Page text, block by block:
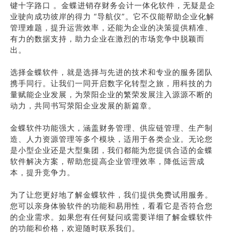
键十字路口 。金蝶进销存财务会计一体化软件，无疑是企
业驶向成功彼岸的得力 “导航仪”。它不仅能帮助企业化解
管理难题，提升运营效率，还能为企业的决策提供精准、
有力的数据支持，助力企业在激烈的市场竞争中脱颖而
出。
选择金蝶软件，就是选择与先进的技术和专业的服务团队
携手同行。让我们一同开启数字化转型之旅，用科技的力
量赋能企业发展，为荥阳企业的繁荣发展注入源源不断的
动力，共同书写荥阳企业发展的新篇章。
金蝶软件功能强大，涵盖财务管理、供应链管理、生产制
造、人力资源管理等多个模块，适用于各类企业。无论您
是小型企业还是大型集团，我们都能为您提供合适的金蝶
软件解决方案，帮助您提高企业管理效率，降低运营成
本，提升竞争力。
为了让您更好地了解金蝶软件，我们提供免费试用服务。
您可以亲身体验软件的功能和易用性，看看它是否符合您
的企业需求。如果您有任何疑问或需要详细了解金蝶软件
的功能和价格，欢迎随时联系我们。